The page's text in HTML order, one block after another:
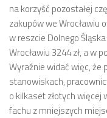
na korzyść pozostałej
zakupów we Wrocławiu
w reszcie Dolnego
Wrocławiu 3244 zł, a w
Wyraźnie widać więc,
stanowiskach,
o kilkaset złotych
fachu z mniejszych